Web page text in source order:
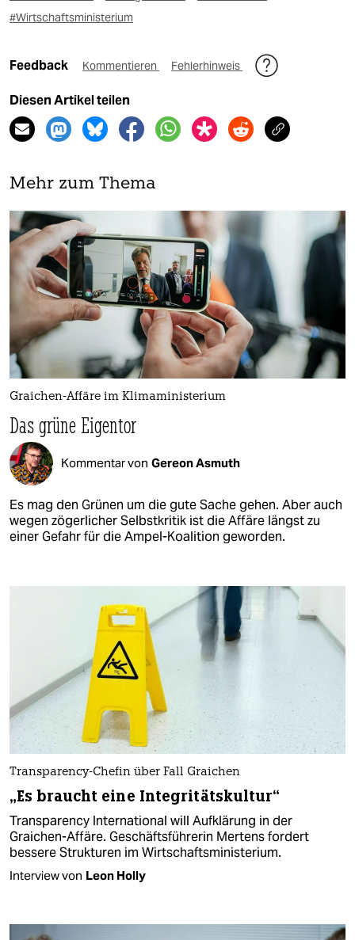
#Wirtschaftsministerium
Feedback Kommentieren Fehlerhinweis
Diesen Artikel teilen
Mehr zum Thema
Graichen-Affäre im Klimaministerium
Das grüne Eigentor
Kommentar von Gereon Asmuth
Es mag den Grünen um die gute Sache gehen. Aber auch
wegen zögerlicher Selbstkritik ist die Affäre längst zu
einer Gefahr für die Ampel-Koalition geworden.
Transparency-Chefin über Fall Graichen
„Es braucht eine Integritätskultur“
Transparency International will Aufklärung in der
Graichen-Affäre. Geschäftsführerin Mertens fordert
bessere Strukturen im Wirtschaftsministerium.
Interview von Leon Holly